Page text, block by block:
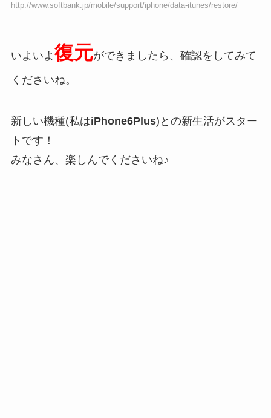
http://www.softbank.jp/mobile/support/iphone/data-itunes/restore/
いよいよ 復元ができましたら、確認をしてみて
くださいね。
新しい機種(私はiPhone6Plus)との新生活がスター
トです！
みなさん、楽しんでくださいね♪